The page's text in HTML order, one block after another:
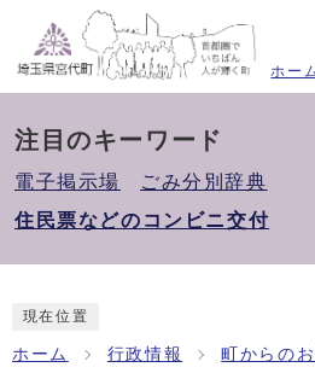
ホー
注目のキーワード
電子掲示場
ごみ分別辞典
住民票などのコンビニ交付
現在位置
ホーム 行政情報 町からの